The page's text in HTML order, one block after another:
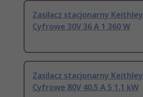
Zasilacz stacjonarny Keithley
Cyfrowe 30V 36 A 1 360 W
Zasilacz stacjonarny Keithley
Cyfrowe 80V 40.5 A 5 1.1 kW